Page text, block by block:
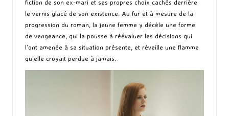
fiction de son ex-mari et ses propres choix cachés derrière
le vernis glacé de son existence. Au fur et à mesure de la
progression du roman, la jeune femme y décèle une forme
de vengeance, qui la pousse à réévaluer les décisions qui
l’ont amenée à sa situation présente, et réveille une flamme
qu’elle croyait perdue à jamais.